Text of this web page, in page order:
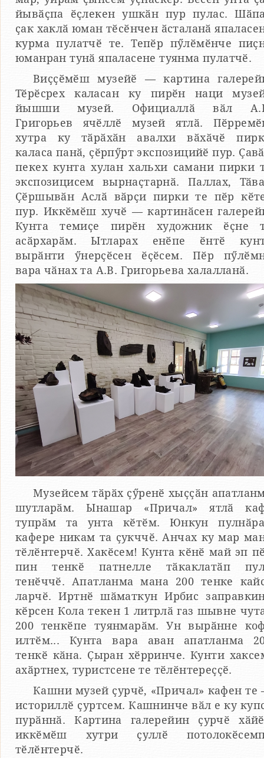
йывӑҫпа ӗҫлекен ушкӑн пур пулас.
ҫак хаклӑ юман тӗсӗнчен ӑсталанӑ
курма пулатчӗ те. Тепӗр пӳлӗмӗнче
юманран тунӑ япаласене туянма пулатчӗ.
Виҫҫӗмӗш музейӗ — картина
Тӗрӗсрех каласан ку пирӗн наци
йышши музей. Официаллӑ вӑл
Григорьев ячӗллӗ музей ятлӑ.
хутра ку тӑрӑхӑн авалхи вӑхӑчӗ
каласа панӑ, ҫӗрпӳрт экспозицийӗ пур.
пекех кунта хулан хальхи самани пирки
экспозицисем вырнаҫтарнӑ. Паллах,
Ҫӗршывӑн Аслӑ вӑрҫи пирки те пӗр
пур. Иккӗмӗш хучӗ — картинӑсен
Кунта темиҫе пирӗн художник ӗҫне
асӑрхарӑм. Ытларах енӗпе ӗнтӗ
вырӑнти ӳнерҫӗсен ӗҫӗсем. Пӗр
вара чӑнах та А.В. Григорьева халалланӑ.
Музейсем тӑрӑх ҫӳренӗ хыҫҫӑн
шутларӑм. Ынашар «Причал» ятлӑ
тупрӑм та унта кӗтӗм. Юнкун
кафере никам та ҫукччӗ. Анчах ку мар
тӗлӗнтерчӗ. Хакӗсем! Кунта кӗнӗ май эп
пин тенкӗ патнелле тӑкаклатӑп
тенӗччӗ. Апатланма мана 200 тенке
ларчӗ. Иртнӗ шӑматкун Ирбис
кӗрсен Кола текен 1 литрлӑ газ шывне
200 тенкӗпе туянмарӑм. Ун вырӑнне
илтӗм... Кунта вара аван апатланма
тенкӗ кӑна. Ҫыран хӗрринче. Кунти
ахӑртнех, туристсене те тӗлӗнтереҫҫӗ.
Кашни музей ҫурчӗ, «Причал» кафен те
историллӗ ҫуртсем. Кашнинче вӑл е ку
пурӑннӑ. Картина галерейин ҫурчӗ
иккӗмӗш хутри ҫуллӗ
тӗлӗнтерчӗ.